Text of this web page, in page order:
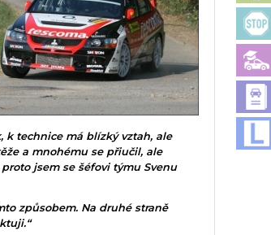
k technice má blízký vztah, ale
a mnohému se přiučil, ale
jsem se šéfovi týmu Svenu
způsobem. Na druhé straně